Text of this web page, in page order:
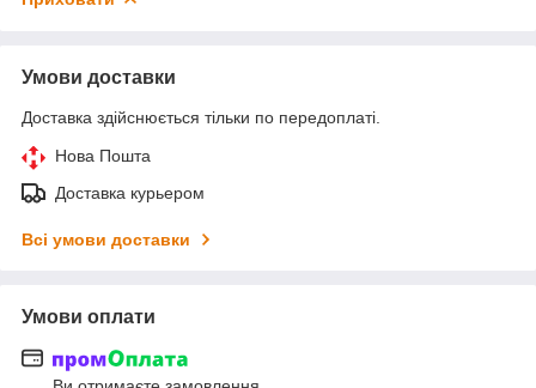
Умови доставки
Доставка здійснюється тільки по передоплаті.
Нова Пошта
Доставка курьером
Всі умови доставки
Умови оплати